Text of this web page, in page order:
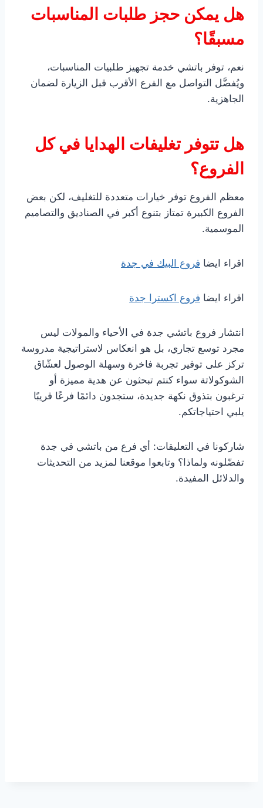
هل يمكن حجز طلبات المناسبات
مسبقًا؟
نعم، توفر باتشي خدمة تجهيز طلبيات المناسبات،
ويُفضَّل التواصل مع الفرع الأقرب قبل الزيارة لضمان
الجاهزية.
هل تتوفر تغليفات الهدايا في كل
الفروع؟
معظم الفروع توفر خيارات متعددة للتغليف، لكن بعض
الفروع الكبيرة تمتاز بتنوع أكبر في الصناديق والتصاميم
الموسمية.
اقراء ايضا فروع البيك في جدة
اقراء ايضا فروع اكسترا جدة
انتشار فروع باتشي جدة في الأحياء والمولات ليس
مجرد توسع تجاري، بل هو انعكاس لاستراتيجية مدروسة
تركز على توفير تجربة فاخرة وسهلة الوصول لعشّاق
الشوكولاتة سواء كنتم تبحثون عن هدية مميزة أو
ترغبون بتذوق نكهة جديدة، ستجدون دائمًا فرعًا قريبًا
يلبي احتياجاتكم.
شاركونا في التعليقات: أي فرع من باتشي في جدة
تفضّلونه ولماذا؟ وتابعوا موقعنا لمزيد من التحديثات
والدلائل المفيدة.